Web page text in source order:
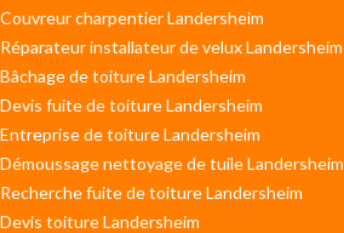
Couvreur charpentier Landersheim
Réparateur installateur de velux Landersheim
Bâchage de toiture Landersheim
Devis fuite de toiture Landersheim
Entreprise de toiture Landersheim
Démoussage nettoyage de tuile Landersheim
Recherche fuite de toiture Landersheim
Devis toiture Landersheim